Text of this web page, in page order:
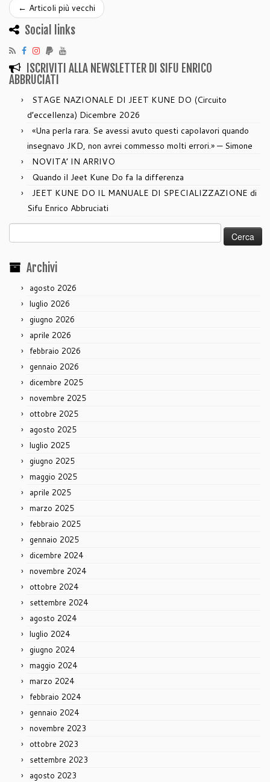
← Articoli più vecchi
Social links
ISCRIVITI ALLA NEWSLETTER DI SIFU ENRICO
ABBRUCIATI
STAGE NAZIONALE DI JEET KUNE DO (Circuito
d’eccellenza) Dicembre 2026
«Una perla rara. Se avessi avuto questi capolavori quando
insegnavo JKD, non avrei commesso molti errori.» — Simone
NOVITA’ IN ARRIVO
Quando il Jeet Kune Do fa la differenza
JEET KUNE DO IL MANUALE DI SPECIALIZZAZIONE di
Sifu Enrico Abbruciati
per:
Archivi
agosto 2026
luglio 2026
giugno 2026
aprile 2026
febbraio 2026
gennaio 2026
dicembre 2025
novembre 2025
ottobre 2025
agosto 2025
luglio 2025
giugno 2025
maggio 2025
aprile 2025
marzo 2025
febbraio 2025
gennaio 2025
dicembre 2024
novembre 2024
ottobre 2024
settembre 2024
agosto 2024
luglio 2024
giugno 2024
maggio 2024
marzo 2024
febbraio 2024
gennaio 2024
novembre 2023
ottobre 2023
settembre 2023
agosto 2023